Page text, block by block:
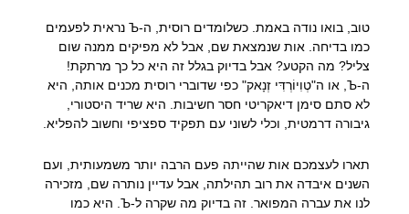
טוב, בואו נודה באמת. כשלומדים רוסית, ה-Ъ נראית לפעמים
כמו בדיחה. אות שנמצאת שם, אבל לא מפיקים ממנה שום
צליל? מה הקטע? אבל בדיוק בגלל זה היא כל כך מרתקת!
ה-Ъ, או ה"טְוִיוֹרְדִּי זְנָאק" כפי שדוברי רוסית מכנים אותה, היא
לא סתם סימן דיאקריטי חסר חשיבות. היא שריד היסטורי,
גיבורה דרמטית, וכלי לשוני עם תפקיד ספציפי וחשוב להפליא.
תארו לעצמכם אות שהייתה פעם הרבה יותר משמעותית, ועם
השנים איבדה את רוב תהילתה, אבל עדיין נותרה שם, מזכירה
לנו את עברה המפואר. זה בדיוק מה שקרה ל-Ъ. היא כמו